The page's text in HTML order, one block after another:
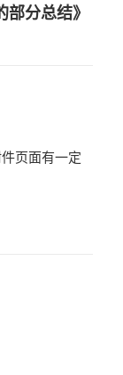
分总结》
页面有一定